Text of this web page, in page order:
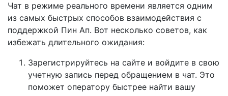
Чат в режиме реального времени является одним
из самых быстрых способов взаимодействия с
поддержкой Пин Ап. Вот несколько советов, как
избежать длительного ожидания:
Зарегистрируйтесь на сайте и войдите в свою
учетную запись перед обращением в чат. Это
поможет оператору быстрее найти вашу